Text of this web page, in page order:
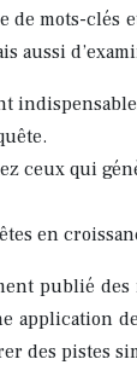
mots-
ceux qui
en
publié
application
des pistes